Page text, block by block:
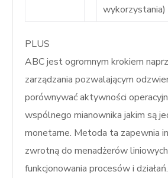
wykorzystania)
PLUS
ABC jest ogromnym krokiem
zarządzania pozwalającym
porównywać aktywności
wspólnego mianownika jakim są
monetarne. Metoda ta zapewnia
zwrotną do menadżerów
funkcjonowania procesów i